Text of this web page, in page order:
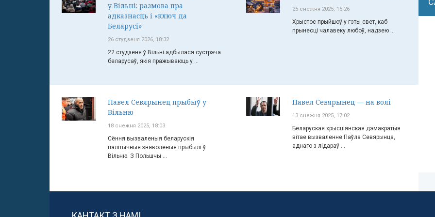
у Вільні: размова пра
адказнасць і «ключ да
Беларусі»
26 студзеня 2026, 18:32
22 студзеня ў Вільні адбылася сустрэча
беларусаў, якія пражываюць у ...
25 снежня 2025, 15:26
Хрыстос прыйшоў у гэты свет, каб
прынесці чалавеку любоў, надзею ...
Павел Севярынец прыбыў у
Вільню
18 снежня 2025, 18:03
Сёння вызваленыя беларускія
палітычныя зняволеныя прыбылі ў
Вільню. З Польшчы ...
Павел Севярынец — на волі
13 снежня 2025, 17:02
Беларуская хрысціянская дэмакратыя
вітае вызваленне Паўла Севярынца,
аднаго з лідараў ...